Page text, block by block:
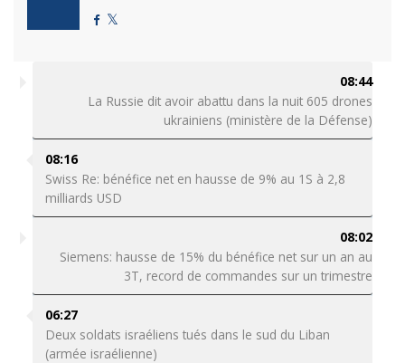
08:44
La Russie dit avoir abattu dans la nuit 605 drones
ukrainiens (ministère de la Défense)
08:16
Swiss Re: bénéfice net en hausse de 9% au 1S à 2,8
milliards USD
08:02
Siemens: hausse de 15% du bénéfice net sur un an au
3T, record de commandes sur un trimestre
06:27
Deux soldats israéliens tués dans le sud du Liban
(armée israélienne)